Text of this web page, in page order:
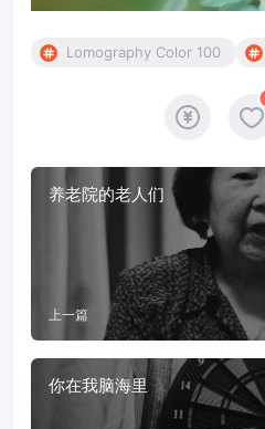
Lomography Color 100
养老院的老人们
上一篇
你在我脑海里